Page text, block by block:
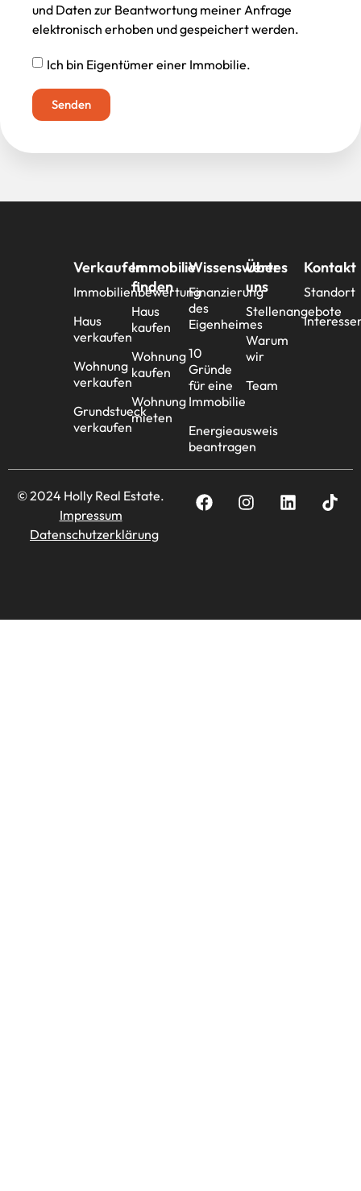
und Daten zur Beantwortung meiner Anfrage
elektronisch erhoben und gespeichert werden.
Ich bin Eigentümer einer Immobilie.
Senden
Verkaufen
Immobilienbewertung
Haus
verkaufen
Wohnung
verkaufen
Grundstueck
verkaufen
Immobilie
finden
Haus
kaufen
Wohnung
kaufen
Wohnung
mieten
Wissenswertes
Finanzierung
des
Eigenheimes
10
Gründe
für eine
Immobilie
Energieausweis
beantragen
Über
uns
Stellenangebote
Warum
wir
Team
Kontakt
Standort
© 2024 Holly Real Estate.
Impressum
Datenschutzerklärung